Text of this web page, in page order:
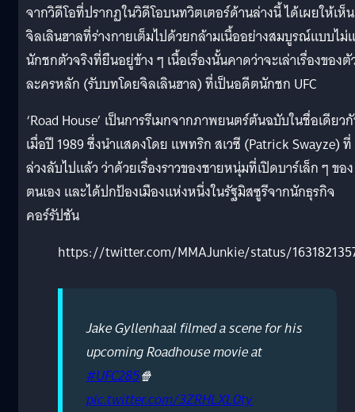
จากวิดีโอที่ปรากฏในวิดีโอบนทวิตเตอร์ด้านล่างนี้ ได้เผยให้เห็น
จิลเลินฮาลที่ร่างกายเต็มไปด้วยกล้ามเนื้ออย่างสมบูรณ์แบบไม่
นักชกตัวจริงที่ยืนอยู่ข้าง ๆ เนื้อเรื่องนั้นคาดว่าจะเล่าเรื่องของตั
ละครหลัก (รับบทโดยจิลเลินฮาล) ที่เป็นอดีตนักชก UFC
‘Road House’ เป็นการรีเมกจากภาพยนตร์ต้นฉบับในชื่อเดียว
เมื่อปี 1989 ซึ่งนำแสดงโดย แพทริก สเวซี (Patrick Swayze) ที่
ล่วงลับไปแล้ว ว่าด้วยเรื่องราวของชายหนุ่มที่เปิดบาร์เล็ก ๆ ของ
ตนเอง และได้ปกป้องเมืองแห่งหนึ่งในรัฐมิสซูรีจากนักธุรกิจ
คอร์รัปชัน
https://twitter.com/MMAJunkie/status/
Jake Gyllenhaal filmed a scene for his
upcoming Roadhouse movie at
#UFC285🍿
pic.twitter.com/3ZRHLXL0ty